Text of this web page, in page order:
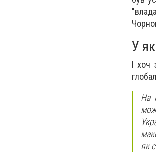
У
І хоч
На
як